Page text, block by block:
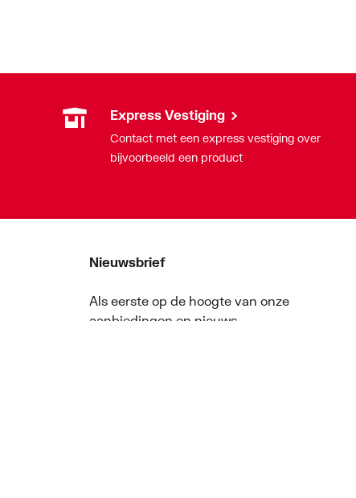
Express Vestiging
Contact met een express vestiging over
bijvoorbeeld een product
Nieuwsbrief
Als eerste op de hoogte van onze
aanbiedingen en nieuws